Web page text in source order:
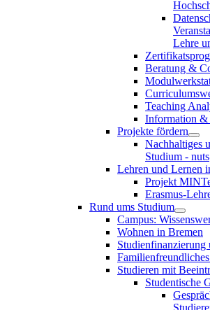
Lehre
Beratung &
Teaching
Information &
Projekte fördern
Nachhaltiges
Studium -
Lehren und Lernen
Projekt
Erasmus-
Rund ums Studium
Campus:
Wohnen in Bremen
Studienfinanzierung
Studieren mit
Studentische